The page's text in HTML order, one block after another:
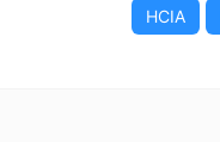
HCIA